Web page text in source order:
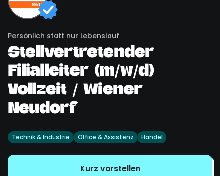
Persönlich statt nur Lebenslauf
Stellvertretender
Filialleiter (m/w/d)
Vollzeit / Wiener
Neudorf
Technik & Industrie Office & Assistenz Handel
Kurz vorstellen